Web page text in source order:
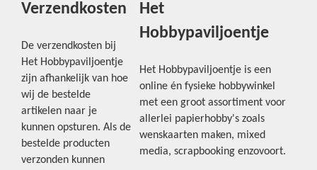
Verzendkosten
De verzendkosten bij
Het Hobbypaviljoentje
zijn afhankelijk van hoe
wij de bestelde
artikelen naar je
kunnen opsturen. Als de
bestelde producten
verzonden kunnen
Het
Hobbypaviljoentje
Het Hobbypaviljoentje is een
online én fysieke hobbywinkel
met een groot assortiment voor
allerlei papierhobby's zoals
wenskaarten maken, mixed
media, scrapbooking enzovoort.